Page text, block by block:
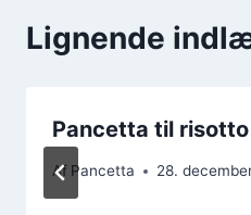
Lignende
Pancetta til
Af Pancetta 28.